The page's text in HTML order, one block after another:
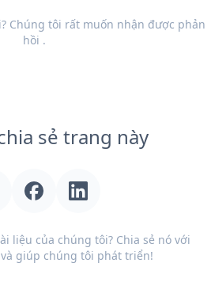
Chúng tôi rất muốn nhận được phản
hồi .
sẻ trang này
liệu của chúng tôi? Chia sẻ nó với
giúp chúng tôi phát triển!